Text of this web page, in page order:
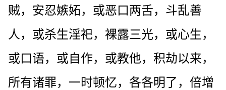
贼，安忍嫉妬，或恶口两舌，斗乱善
人，或杀生淫祀，裸露三光，或心生，
或口语，或自作，或教他，积劫以来，
所有诸罪，一时顿忆，各各明了，倍增